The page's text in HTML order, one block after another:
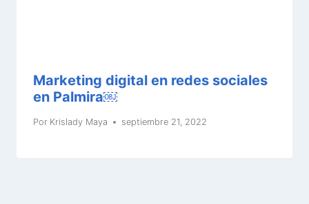
Marketing digital en redes sociales
en Palmira￼
Por Krislady Maya septiembre 21, 2022